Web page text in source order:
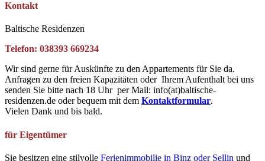
Kontakt
Baltische Residenzen
Telefon: 038393 669234
Wir sind gerne für Auskünfte zu den Appartements für Sie da.
Anfragen zu den freien Kapazitäten oder Ihrem Aufenthalt bei uns
senden Sie bitte nach 18 Uhr per Mail: info(at)baltische-
residenzen.de oder bequem mit dem Kontaktformular.
Vielen Dank und bis bald.
für Eigentümer
Sie besitzen eine stilvolle Ferienimmobilie in Binz oder Sellin und